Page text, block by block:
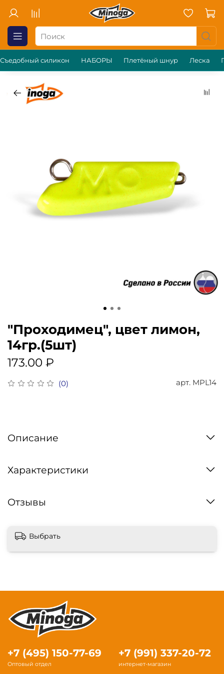
Съедобный силикон НАБОРЫ Плетёный шнур Леска
(0) арт. MPL14
"Проходимец", цвет лимон,
14гр.(5шт)
173.00 ₽
Описание
Характеристики
Отзывы
Выбрать
+7 (495) 150-77-69
Оптовый отдел
+7 (991) 337-20-72
интернет-магазин